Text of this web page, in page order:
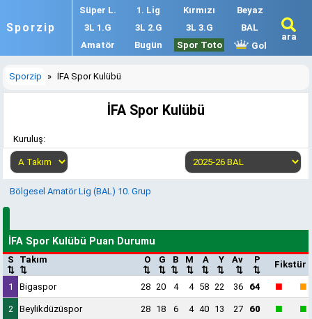
Sporzip
Süper L. 1. Lig Kırmızı
Beyaz
3L 1.G
3L 2.G 3L 3.G
BAL
Amatör
Bugün Spor Toto Gol
ara
Sporzip » İFA Spor Kulübü
İFA Spor Kulübü
Kuruluş:
Bölgesel Amatör Lig (BAL) 10. Grup
İFA Spor Kulübü Puan Durumu
S
⇅
Takım
⇅
O
⇅
G
⇅
B
⇅
M
⇅
A
⇅
Y
⇅
Av
⇅
P
⇅
Fikstür
1 Bigaspor 28 20 4 4 58 22 36 64 ■ ■
2 Beylikdüzüspor 28 18 6 4 40 13 27 60 ■ ■